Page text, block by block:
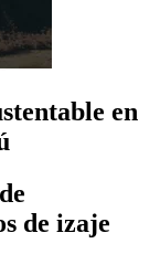
en
de izaje